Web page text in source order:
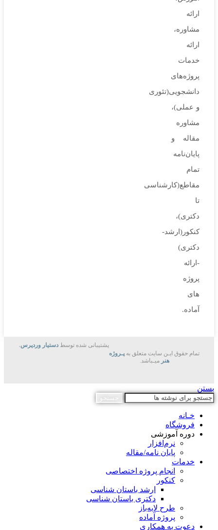
ارائه‌
مشاوره‌،
ارائه
خدمات
پروژه‌های‌
دانشجویی(تئوری
و عملی)،
مشاوره
مقاله و
پایان‌نامه
تمام
مقاطع(کارشناسی
تا
دکتری)،
کنکور(ارشد-
دکتری)
-ارائه
پروژه
های
آماده.
تمام حقوق ایـن سایت متعلق به پـروژه
هنر میـباشد.
پشتیبانی شده توسطدستیار وردپرس.
بستن
جستجو
خـانه
فروشگاه
دوره آموزشی
نرم‌افزار
پایان نامه/مقاله
خدمات
انجام پروژه اختصاصی
کنکور
ارشد باستان شناسی
دکتری باستان شناسی
طرح لایه‌باز
پروژه آماده
دعوت به همکاری